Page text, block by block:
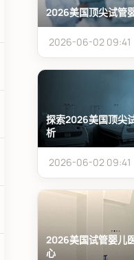
2026美国顶尖试管
2026-06-02 09:41
探索2026美国顶尖
析
2026-06-02 09:41
2026美国试管婴儿
心